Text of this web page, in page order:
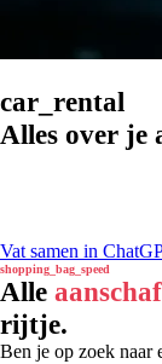
car_rental
Alles over je
Vat samen in
shopping_bag_speed
Alle
rijtje.
Ben je op zoek naar